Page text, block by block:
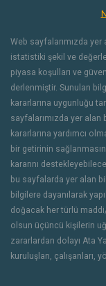
Web sayfalarımızda
istatistiki şekil ve
piyasa koşulları ve
derlenmiştir. Sunulan
kararlarına uygunluğu
sayfalarımızda yer alan
kararlarına yardımcı
bir getirinin
kararını
bu sayfalarda yer alan
bilgilere dayanılarak
doğacak her türlü
olsun üçüncü kişilerin
zararlardan dolayı Ata
kuruluşları, çalışanları,